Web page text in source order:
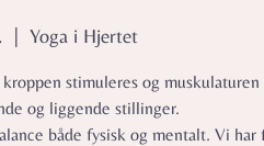
Yoga i Hjertet
stimuleres og muskulaturen
og liggende stillinger.
både fysisk og mentalt. Vi har